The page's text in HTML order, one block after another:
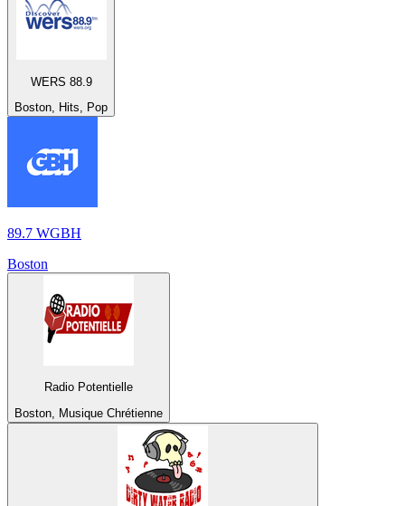
WERS 88.9
Boston, Hits, Pop
89.7 WGBH
Boston
Radio Potentielle
Boston, Musique Chrétienne